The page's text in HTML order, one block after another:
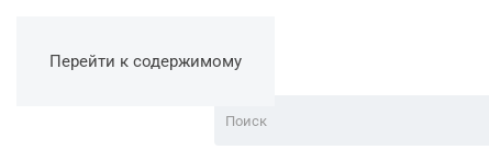
Перейти к содержимому